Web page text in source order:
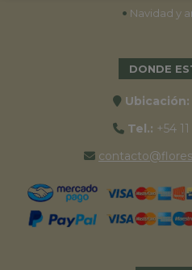
• Navidad y
DONDE
Ubicación:
Tel.: +54